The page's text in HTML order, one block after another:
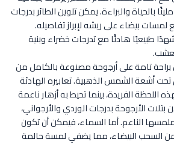
بالحياة والبراءة. يمكن تلوين الطائر بدرجات
لمسات بيضاء على ريشه لإبراز تفاصيله.
طبيعيًا هادئًا مع تدرجات خضراء وبنية
تامة على أرجوحة مصنوعة بالكامل من
تحت أشعة الشمس الذهبية. تعابيره الهادئة
الفريدة، بينما تحيط به أزهار ناعمة
الأرجوحة بدرجات الوردي والأرجواني،
الناعم. أما السماء، فيمكن أن تكون
السحب البيضاء، مما يضفي لمسة حالمة